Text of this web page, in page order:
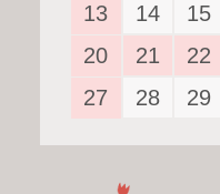
13
14 15
20
21 22
27
28 29